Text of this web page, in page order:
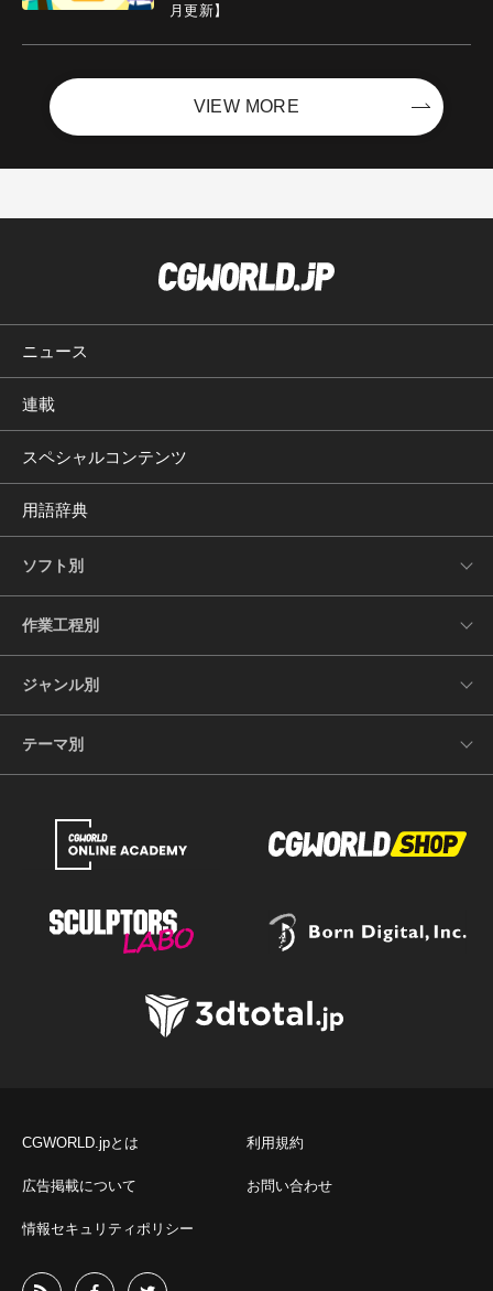
月更新】
VIEW MORE
ニュース
連載
スペシャルコンテンツ
用語辞典
ソフト別
作業工程別
ジャンル別
テーマ別
CGWORLD.jpとは 利用規約
広告掲載について お問い合わせ
情報セキュリティポリシー